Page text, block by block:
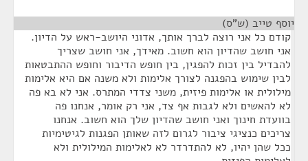
יוסף טייב (ש"ס)
קודם כל אני רוצה לברך אותך, אדוני היושב-ראש על הדיון.
אני חושב שהדיון הוא חשוב. מאידך, אני חושב שצריך
להבדיל בין זכות להפגין, בין חופש הדיבור וחופש ההתבטאות
לבין שימוש בהפגנה לצורך אלימות ולא משנה אם היא אלימות
מילולית או אלימות פיזית, משני צדדי המתרס. אני לא בא פה
לא להאשים ולא לגבות אף צד, אני רק אומר, אנחנו פה
בוועדת חינוך ואני חושב שהדיון שלך הוא חשוב. אנחנו
צריכים כנציגי ציבור לגרום לזה שאותן הפגנות לגיטימיות
ככל שהן יהיו, לא להתדרדר לא לאלימות המילולית ולא